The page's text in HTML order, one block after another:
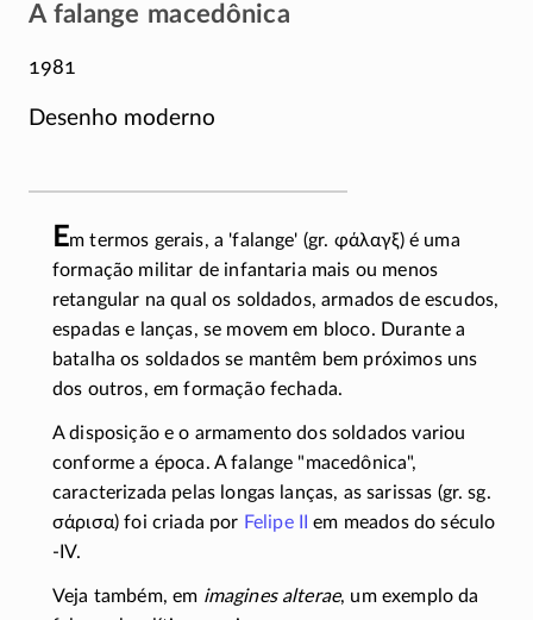
A falange macedônica
1981
Desenho moderno
Em termos gerais, a 'falange' (gr. φάλαγξ) é uma
formação militar de infantaria mais ou menos
retangular na qual os soldados, armados de escudos,
espadas e lanças, se movem em bloco. Durante a
batalha os soldados se mantêm bem próximos uns
dos outros, em formação fechada.
A disposição e o armamento dos soldados variou
conforme a época. A falange
macedônica ,
caracterizada pelas longas lanças, as sarissas (gr. sg.
σάρισα) foi criada por Felipe II
em meados do século
-IV.
Veja também, em imagines alterae, um exemplo da